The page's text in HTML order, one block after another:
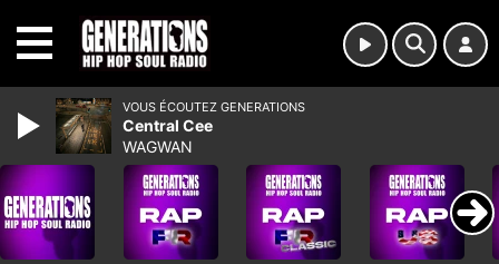
VOUS ÉCOUTEZ GENERATIONS
Central Cee
WAGWAN